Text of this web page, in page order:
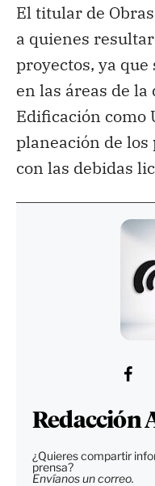
El titular de
a quienes
proyectos, ya
en las áreas de
Edificación como
planeación de
con las debidas
Redacción
¿Quieres compartir
prensa?
Envíanos un correo.